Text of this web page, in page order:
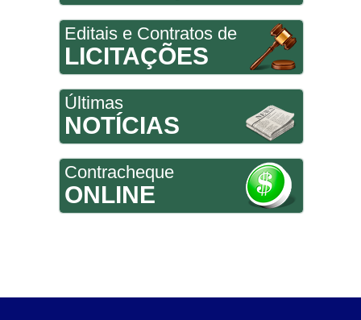
Editais e Contratos de
LICITAÇÕES
Últimas
NOTÍCIAS
Contracheque
ONLINE